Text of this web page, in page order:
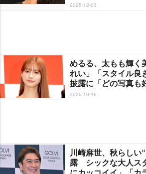
2025-12-03
めるる、太もも輝く
れい」「スタイル
披露に「どの写真も
2025-10-16
川崎麻世、秋らしい
露 シックな大人ス